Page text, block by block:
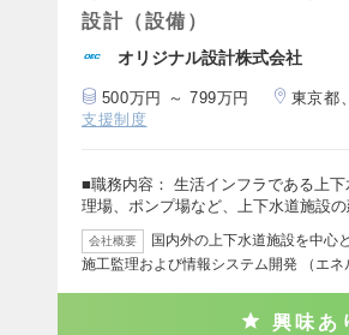
設計（設備）
オリジナル設計株式会社
500万円 ～ 799万円 東京都
支援制度
■職務内容： 生活インフラである上
理場、ポンプ場など、上下水道施設
会社概要
国内外の上下水道施設を中心
施工監理および情報システム開発 （エ
興味あ